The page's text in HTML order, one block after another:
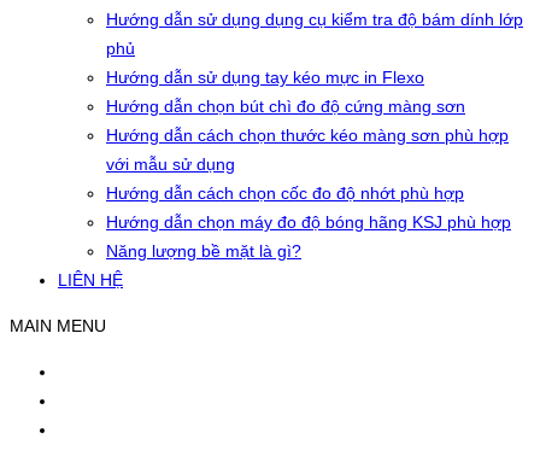
Hướng dẫn sử dụng dụng cụ kiểm tra độ bám dính lớp
phủ
Hướng dẫn sử dụng tay kéo mực in Flexo
Hướng dẫn chọn bút chì đo độ cứng màng sơn
Hướng dẫn cách chọn thước kéo màng sơn phù hợp
với mẫu sử dụng
Hướng dẫn cách chọn cốc đo độ nhớt phù hợp
Hướng dẫn chọn máy đo độ bóng hãng KSJ phù hợp
Năng lượng bề mặt là gì?
LIÊN HỆ
MAIN MENU